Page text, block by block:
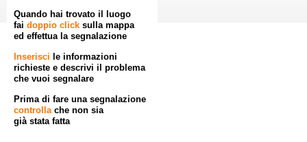
Quando hai trovato il luogo
fai doppio click sulla mappa
ed effettua la segnalazione
Inserisci le informazioni
richieste e descrivi il problema
che vuoi segnalare
Prima di fare una segnalazione
controllache non sia
già stata fatta